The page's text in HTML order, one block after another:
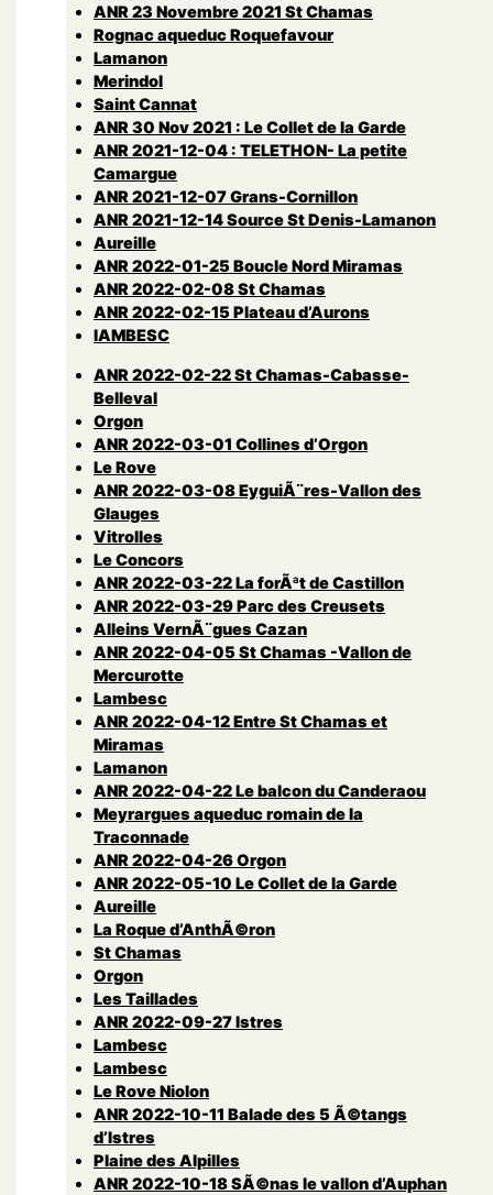
ANR 23 Novembre 2021 St Chamas
Rognac aqueduc Roquefavour
Lamanon
Merindol
Saint Cannat
ANR 30 Nov 2021 : Le Collet de la Garde
ANR 2021-12-04 : TELETHON- La petite
Camargue
ANR 2021-12-07 Grans-Cornillon
ANR 2021-12-14 Source St Denis-Lamanon
Aureille
ANR 2022-01-25 Boucle Nord Miramas
ANR 2022-02-08 St Chamas
ANR 2022-02-15 Plateau d’Aurons
lAMBESC
ANR 2022-02-22 St Chamas-Cabasse-
Belleval
Orgon
ANR 2022-03-01 Collines d’Orgon
Le Rove
ANR 2022-03-08 EyguiÃ¨res-Vallon des
Glauges
Vitrolles
Le Concors
ANR 2022-03-22 La forÃªt de Castillon
ANR 2022-03-29 Parc des Creusets
Alleins VernÃ¨gues Cazan
ANR 2022-04-05 St Chamas -Vallon de
Mercurotte
Lambesc
ANR 2022-04-12 Entre St Chamas et
Miramas
Lamanon
ANR 2022-04-22 Le balcon du Canderaou
Meyrargues aqueduc romain de la
Traconnade
ANR 2022-04-26 Orgon
ANR 2022-05-10 Le Collet de la Garde
Aureille
La Roque d’AnthÃ©ron
St Chamas
Orgon
Les Taillades
ANR 2022-09-27 Istres
Lambesc
Lambesc
Le Rove Niolon
ANR 2022-10-11 Balade des 5 Ã©tangs
d’Istres
Plaine des Alpilles
ANR 2022-10-18 SÃ©nas le vallon d’Auphan